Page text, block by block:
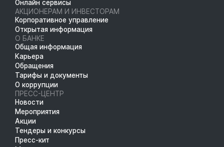
Онлайн сервисы
АКЦИОНЕРАМ И ИНВЕСТОРАМ
Корпоративное управление
Открытая информация
О БАНКЕ
Общая информация
Карьера
Обращения
Тарифы и документы
О коррупции
ПРЕСС-ЦЕНТР
Новости
Мероприятия
Акции
Тендеры и конкурсы
Пресс-кит